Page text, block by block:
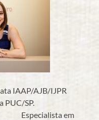
IAAP/AJB/IJPR
PUC/SP.
Especialista em